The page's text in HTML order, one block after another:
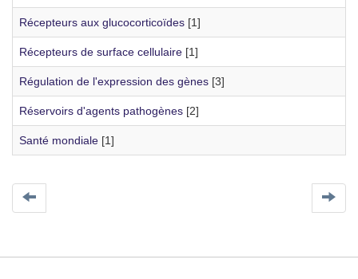
Récepteurs aux glucocorticoïdes [1]
Récepteurs de surface cellulaire [1]
Régulation de l'expression des gènes [3]
Réservoirs d'agents pathogènes [2]
Santé mondiale [1]